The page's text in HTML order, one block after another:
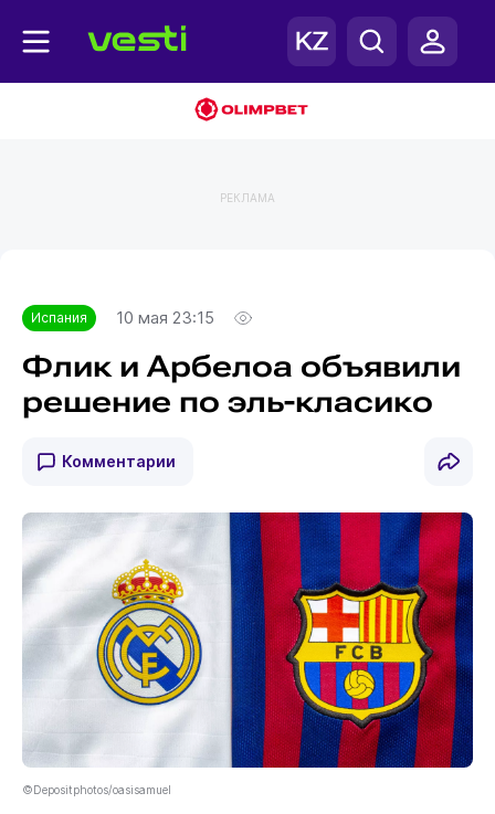
РЕКЛАМА
Испания 10 мая 23:15
Флик и Арбелоа объявили
решение по эль-класико
Комментарии
©Depositphotos/oasisamuel